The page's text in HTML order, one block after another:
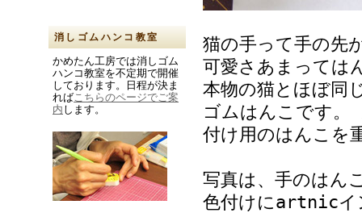
消しゴムハンコ教室
かめたん工房では消しゴム
ハンコ教室を不定期で開催
しております。日程が決ま
ればこちらのページでご案
内 します。
猫の手って手の先
可愛さあまっては
本物の猫とほぼ同
ゴムはんこです。
付け用のはんこを
写真は、手のはん
色付けにartnicイ